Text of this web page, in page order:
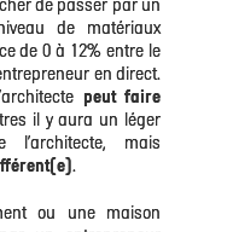
de passer par un
de matériaux
de 0 à 12% entre le
en direct.
peut faire
il y aura un léger
mais
.
ou une maison